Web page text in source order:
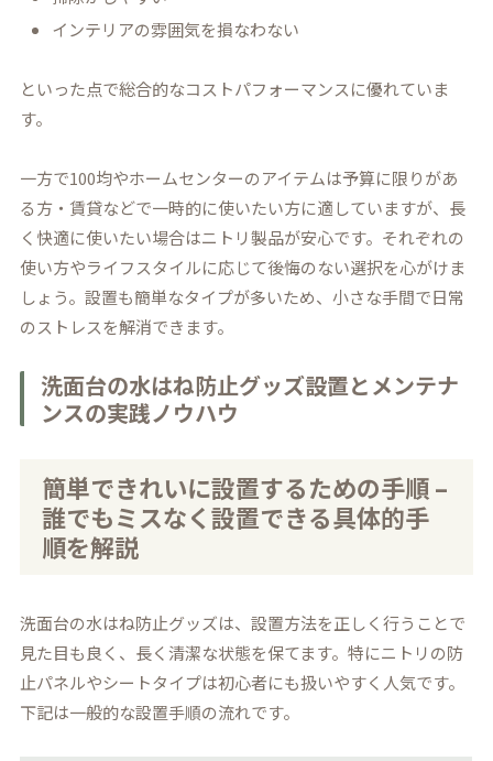
インテリアの雰囲気を損なわない
といった点で総合的なコストパフォーマンスに優れていま
す。
一方で100均やホームセンターのアイテムは予算に限りがあ
る方・賃貸などで一時的に使いたい方に適していますが、長
く快適に使いたい場合はニトリ製品が安心です。それぞれの
使い方やライフスタイルに応じて後悔のない選択を心がけま
しょう。設置も簡単なタイプが多いため、小さな手間で日常
のストレスを解消できます。
洗面台の水はね防止グッズ設置とメンテナ
ンスの実践ノウハウ
簡単できれいに設置するための手順 –
誰でもミスなく設置できる具体的手
順を解説
洗面台の水はね防止グッズは、設置方法を正しく行うことで
見た目も良く、長く清潔な状態を保てます。特にニトリの防
止パネルやシートタイプは初心者にも扱いやすく人気です。
下記は一般的な設置手順の流れです。